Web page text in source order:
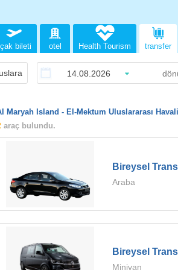
bileti otel transfer
Health Tourism
Maryah Island - El-Mektum Uluslararası
araç bulundu.
Bireysel
Araba
Bireysel
Minivan